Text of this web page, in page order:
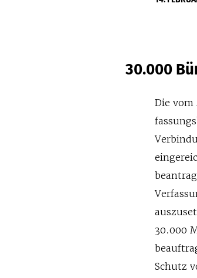
30.000
Die
30.000
Schutz